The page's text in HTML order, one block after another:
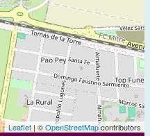
Leaflet| ©OpenStreetMapcontributors